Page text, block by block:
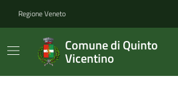
Regione Veneto
Comune di Quinto
Vicentino